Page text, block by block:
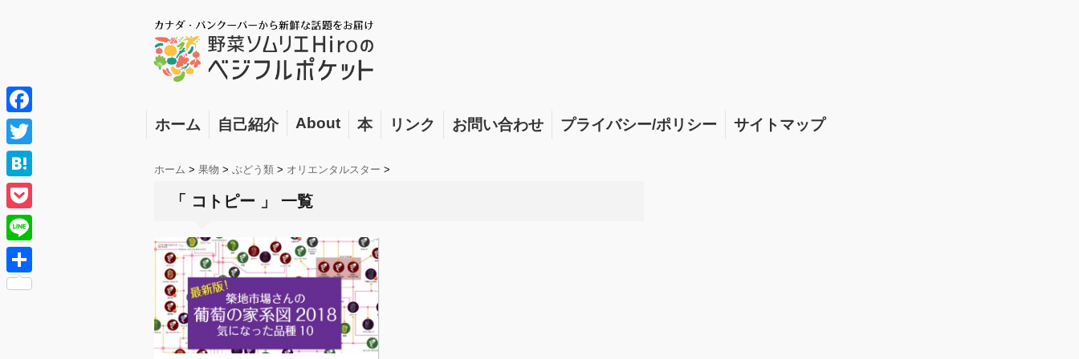
ホーム 自己紹介 About 本 リンク お問い合わせ プライバシー/ポリシー サイトマップ
ホーム > 果物 > ぶどう類 > オリエンタルスター >
「 コトピー 」 一覧
F
a
c
e
b
o
o
T
w
i
e
H
a
t
e
n
P
o
c
L
i共